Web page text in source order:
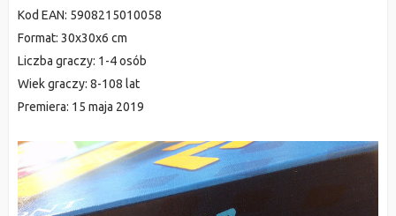
Kod EAN: 5908215010058
Format: 30x30x6 cm
Liczba graczy: 1-4 osób
Wiek graczy: 8-108 lat
Premiera: 15 maja 2019